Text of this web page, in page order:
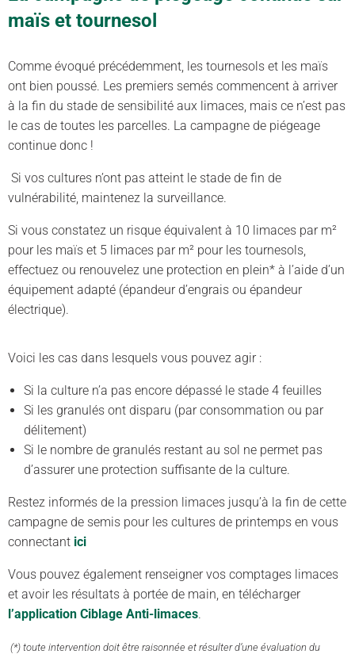
maïs et tournesol
Comme évoqué précédemment, les tournesols et les maïs
ont bien poussé. Les premiers semés commencent à arriver
à la fin du stade de sensibilité aux limaces, mais ce n’est pas
le cas de toutes les parcelles. La campagne de piégeage
continue donc !
Si vos cultures n’ont pas atteint le stade de fin de
vulnérabilité, maintenez la surveillance.
Si vous constatez un risque équivalent à 10 limaces par m²
pour les maïs et 5 limaces par m² pour les tournesols,
effectuez ou renouvelez une protection en plein* à l’aide d’un
équipement adapté (épandeur d’engrais ou épandeur
électrique).
Voici les cas dans lesquels vous pouvez agir :
Si la culture n’a pas encore dépassé le stade 4 feuilles
Si les granulés ont disparu (par consommation ou par
délitement)
Si le nombre de granulés restant au sol ne permet pas
d’assurer une protection suffisante de la culture.
Restez informés de la pression limaces jusqu’à la fin de cette
campagne de semis pour les cultures de printemps en vous
connectant ici
Vous pouvez également renseigner vos comptages limaces
et avoir les résultats à portée de main, en télécharger
l’application Ciblage Anti-limaces.
(*) toute intervention doit être raisonnée et résulter d’une évaluation du